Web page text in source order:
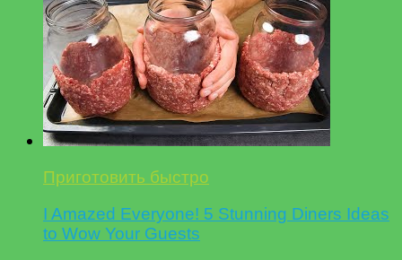
Приготовить быстро
I Amazed Everyone! 5 Stunning Diners Ideas
to Wow Your Guests